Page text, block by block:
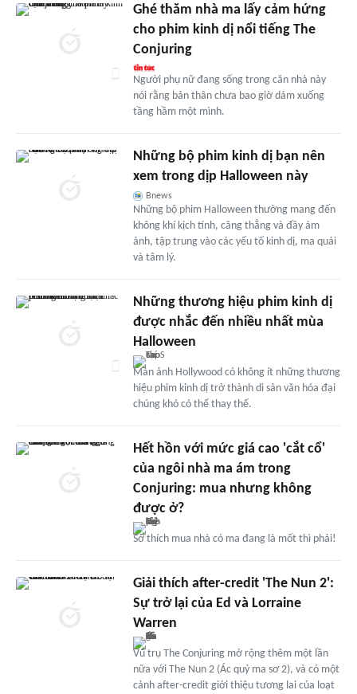
Ghé thăm nhà ma lấy cảm hứng
cho phim kinh dị nổi tiếng The
Conjuring
Người phụ nữ đang sống trong căn nhà này
nói rằng bản thân chưa bao giờ dám xuống
tầng hầm một mình.
Những bộ phim kinh dị bạn nên
xem trong dịp Halloween này
Bnews
Những bộ phim Halloween thường mang đến
không khí kịch tính, căng thẳng và đầy ám
ảnh, tập trung vào các yếu tố kinh dị, ma quái
và tâm lý.
Những thương hiệu phim kinh dị
được nhắc đến nhiều nhất mùa
Halloween
Màn ảnh Hollywood có không ít những thương
hiệu phim kinh dị trở thành di sản văn hóa đại
chúng khó có thể thay thế.
Hết hồn với mức giá cao 'cắt cổ'
của ngôi nhà ma ám trong
Conjuring: mua nhưng không
được ở?
Sở thích mua nhà có ma đang là mốt thì phải!
Giải thích after-credit 'The Nun 2':
Sự trở lại của Ed và Lorraine
Warren
Vũ trụ The Conjuring mở rộng thêm một lần
nữa với The Nun 2 (Ác quỷ ma sơ 2), và có một
cảnh after-credit giới thiệu tương lai của loạt